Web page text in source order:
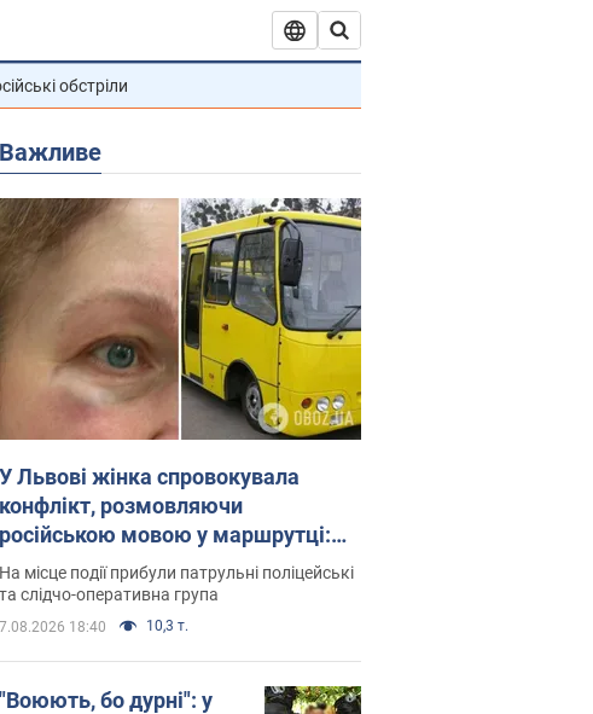
обстріли
Важливе
У Львові жінка спровокувала
конфлікт, розмовляючи
російською мовою у маршрутці:
поліція склала адмінпротокол.
Відео
На місце події прибули патрульні поліцейські
та слідчо-оперативна група
7.08.2026 18:40 10,3 т.
"Воюють, бо дурні": у